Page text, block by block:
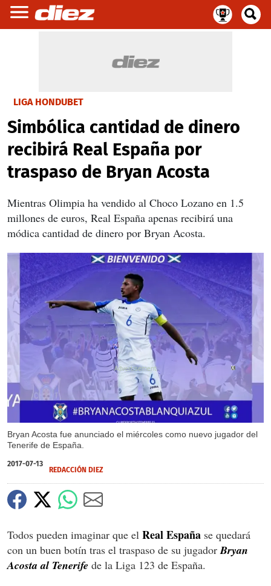
LIGA HONDUBET
Simbólica cantidad de dinero
recibirá Real España por
traspaso de Bryan Acosta
Mientras Olimpia ha vendido al Choco Lozano en 1.5
millones de euros, Real España apenas recibirá una
módica cantidad de dinero por Bryan Acosta.
Bryan Acosta fue anunciado el miércoles como nuevo jugador del
Tenerife de España.
X
2017-07-13
REDACCIÓN DIEZ
Todos pueden imaginar que el Real España se quedará
con un buen botín tras el traspaso de su jugadorBryan
Acosta al Tenerife de la Liga 123 de España.